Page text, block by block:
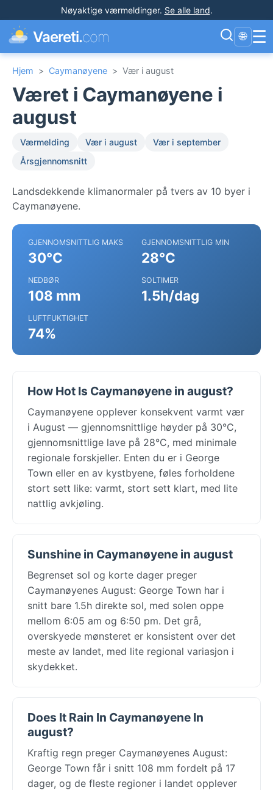
Nøyaktige værmeldinger. Se alle land.
Vaereti.com 🌐 ☰
Hjem > Caymanøyene > Vær i august
Været i Caymanøyene i
august
Værmelding Vær i august
Vær i september
Årsgjennomsnitt
Landsdekkende klimanormaler på tvers av 10 byer i
Caymanøyene.
GJENNOMSNITTLIG MAKS
30°C
GJENNOMSNITTLIG MIN
28°C
NEDBØR
108 mm
SOLTIMER
1.5h/dag
LUFTFUKTIGHET
74%
How Hot Is Caymanøyene in august?
Caymanøyene opplever konsekvent varmt vær
i August — gjennomsnittlige høyder på 30°C,
gjennomsnittlige lave på 28°C, med minimale
regionale forskjeller. Enten du er i George
Town eller en av kystbyene, føles forholdene
stort sett like: varmt, stort sett klart, med lite
nattlig avkjøling.
Sunshine in Caymanøyene in august
Begrenset sol og korte dager preger
Caymanøyenes August: George Town har i
snitt bare 1.5h direkte sol, med solen oppe
mellom 6:05 am og 6:50 pm. Det grå,
overskyede mønsteret er konsistent over det
meste av landet, med lite regional variasjon i
skydekket.
Does It Rain In Caymanøyene In
august?
Kraftig regn preger Caymanøyenes August:
George Town får i snitt 108 mm fordelt på 17
dager, og de fleste regioner i landet opplever